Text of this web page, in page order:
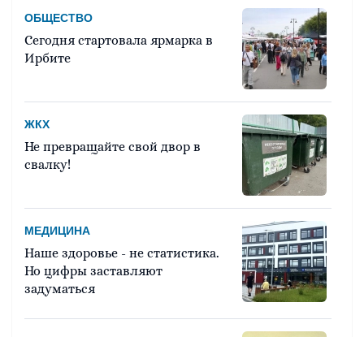
ОБЩЕСТВО
Сегодня стартовала ярмарка в
Ирбите
ЖКХ
Не превращайте свой двор в
свалку!
МЕДИЦИНА
Наше здоровье - не статистика.
Но цифры заставляют
задуматься